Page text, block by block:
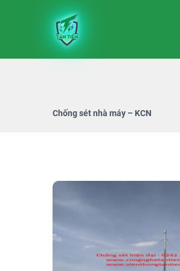
Chống sét nhà máy – KCN